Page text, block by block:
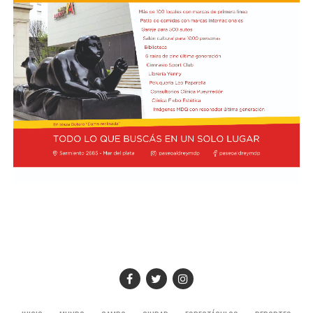
está igualado con el vigente campeón Lando Norris, de
McLaren, en el séptimo lugar, los dos con un puntaje de
7,5. A su vez, Charles Leclerc, de Ferrari, figura en el
noveno puesto en soledad, con una valoración de 7,4.
Finalmente, Colapinto y Hadjar están igualados en el
décimo con 7,0 cada uno.
La propia página web oficial de la F1 acompañó la
puntuación de cada piloto con un análisis escrito sobre
permite ocupar un respetable sexto lugar en el
Campeonato de Constructores (donde ocupaban el
quinto puesto hasta que Racing Bull los superó)”,